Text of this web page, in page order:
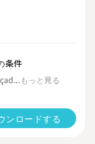
条件
もっと見る
ンロードする